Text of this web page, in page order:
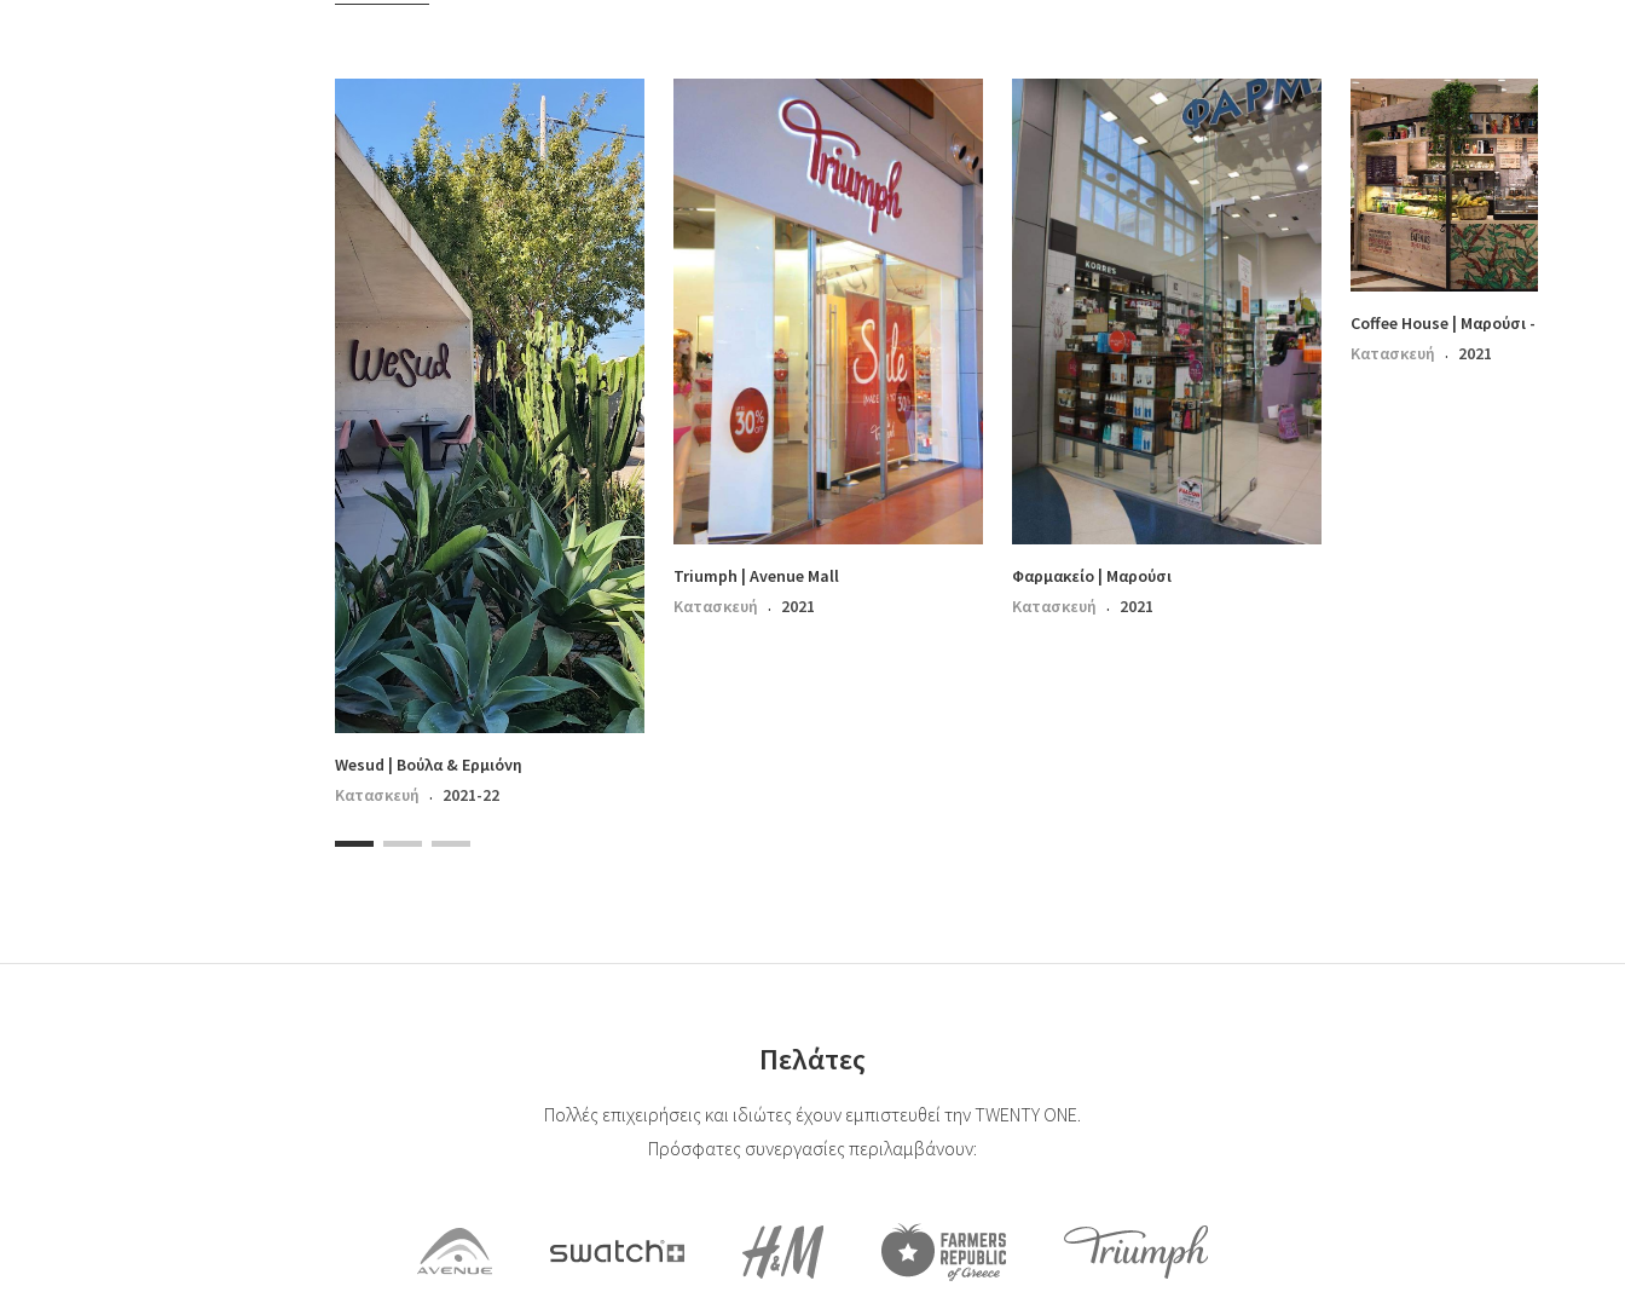
Wesud | Βούλα & Ερμιόνη
Κατασκευή · 2021-22
Triumph | Avenue Mall
Κατασκευή · 2021
Φαρμακείο | Μαρούσι
Κατασκευή · 2021
Coffee House | Μαρούσι - Ψυχικό
Κατασκευή · 2021
Πελάτες
Πολλές επιχειρήσεις και ιδιώτες έχουν εμπιστευθεί την TWENTY ONE.
Πρόσφατες συνεργασίες περιλαμβάνουν: